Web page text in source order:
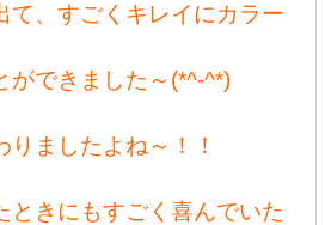
て、すごくキレイにカラー
ができました～(*^-^*)
ましたよね～！！
ときにもすごく喜んでいた